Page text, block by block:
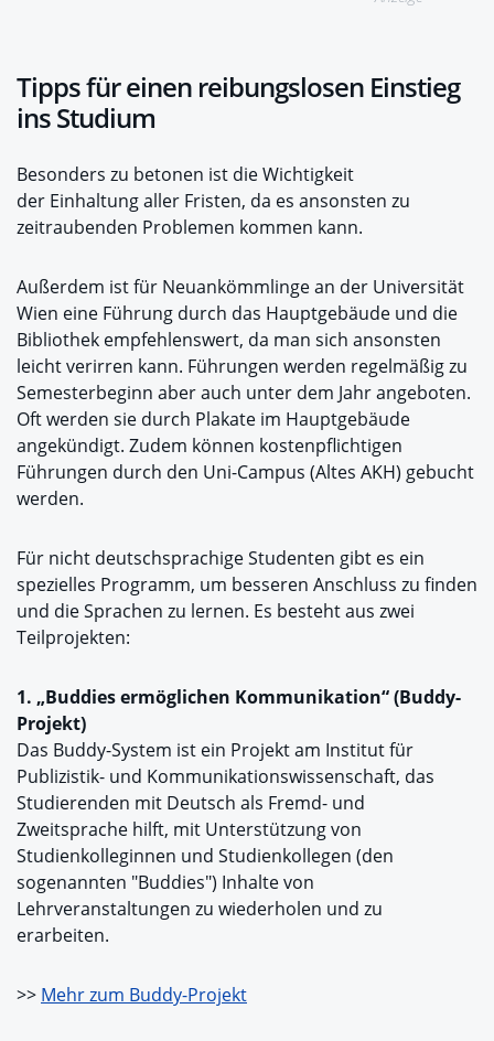
Tipps für einen reibungslosen Einstieg
ins Studium
Besonders zu betonen ist die Wichtigkeit
der Einhaltung aller Fristen, da es ansonsten zu
zeitraubenden Problemen kommen kann.
Außerdem ist für Neuankömmlinge an der Universität
Wien eine Führung durch das Hauptgebäude und die
Bibliothek empfehlenswert, da man sich ansonsten
leicht verirren kann. Führungen werden regelmäßig zu
Semesterbeginn aber auch unter dem Jahr angeboten.
Oft werden sie durch Plakate im Hauptgebäude
angekündigt. Zudem können kostenpflichtigen
Führungen durch den Uni-Campus (Altes AKH) gebucht
werden.
Für nicht deutschsprachige Studenten gibt es ein
spezielles Programm, um besseren Anschluss zu finden
und die Sprachen zu lernen. Es besteht aus zwei
Teilprojekten:
1. „Buddies ermöglichen Kommunikation“ (Buddy-
Projekt)
Das Buddy-System ist ein Projekt am Institut für
Publizistik- und Kommunikationswissenschaft, das
Studierenden mit Deutsch als Fremd- und
Zweitsprache hilft, mit Unterstützung von
Studienkolleginnen und Studienkollegen (den
sogenannten "Buddies") Inhalte von
Lehrveranstaltungen zu wiederholen und zu
erarbeiten.
>> Mehr zum Buddy-Projekt